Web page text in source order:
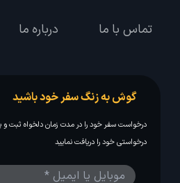
تماس با ما درباره ما
گوش به زنگ سفر خود باشید
درخواست سفر خود را در مدت زمان دلخواه ثبت و
درخواستی خود را دریافت نمایید